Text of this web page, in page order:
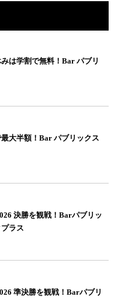
みは学割で無料！Bar パブリ
大半額！Bar パブリックス
決勝を観戦！Barパブリッ
ラス
準決勝を観戦！Barパブリ